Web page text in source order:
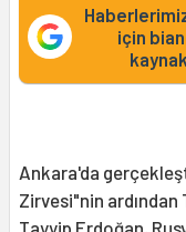
için
Ankara'da
Zirvesi"nin ardından